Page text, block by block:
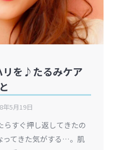
リを♪たるみケア
年5月19日
らすぐ押し返してきたの
ってきた気がする…。肌